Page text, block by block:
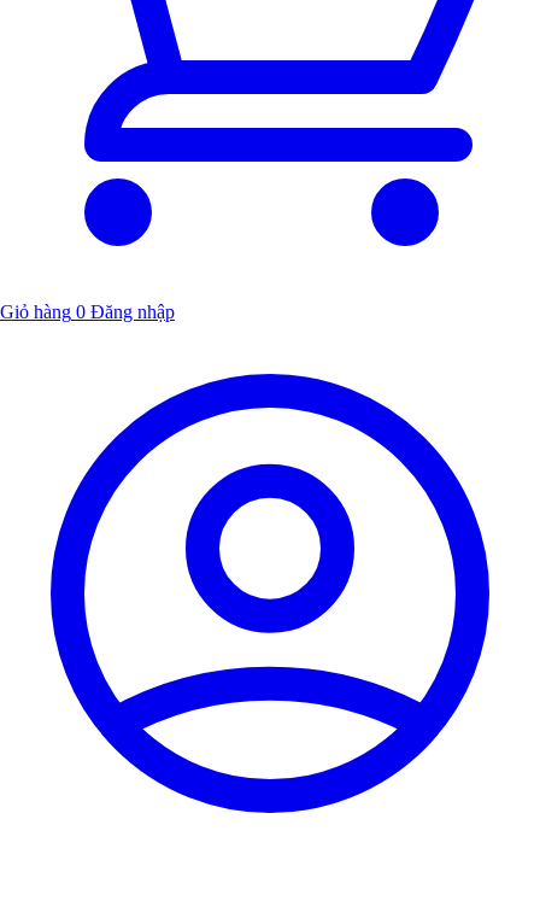
Giỏ hàng 0 Đăng nhập